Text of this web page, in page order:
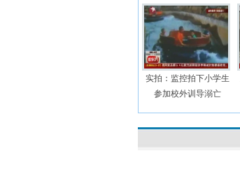
实拍：监控拍下小学生
参加校外训导溺亡